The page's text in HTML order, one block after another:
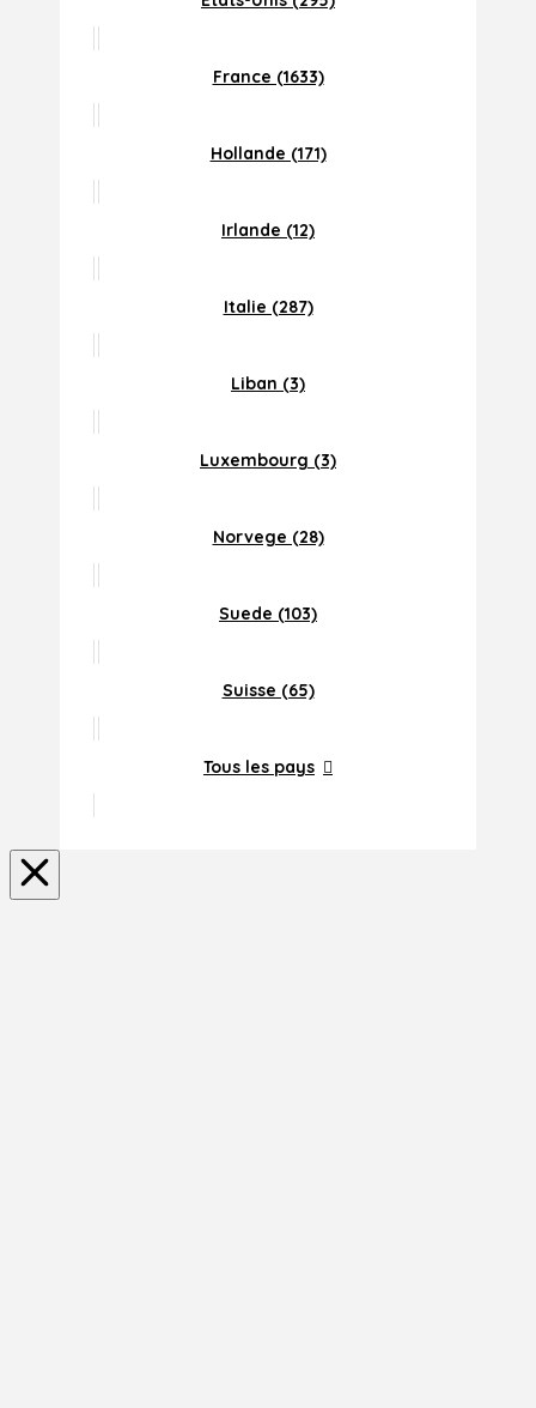
France (1633)
Hollande (171)
Irlande (12)
Italie (287)
Liban (3)
Luxembourg (3)
Norvege (28)
Suede (103)
Suisse (65)
Tous les pays